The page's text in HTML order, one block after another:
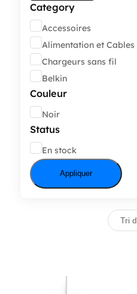
Category
Catégorie
Accessoires
Alimentation et Cables
Chargeurs sans fil
Belkin
Couleur
Couleur
Noir
Status
ÉtatEn stock
Appliquer